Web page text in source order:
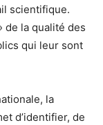
scientifique.
de la qualité des
qui leur sont
la
d’identifier, de